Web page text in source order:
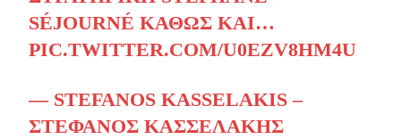
SÉJOURNÉ ΚΑΘΏΣ ΚΑΙ…
PIC.TWITTER.COM/U0EZV8HM4U
— STEFANOS KASSELAKIS –
ΣΤΈΦΑΝΟΣ ΚΑΣΣΕΛΆΚΗΣ